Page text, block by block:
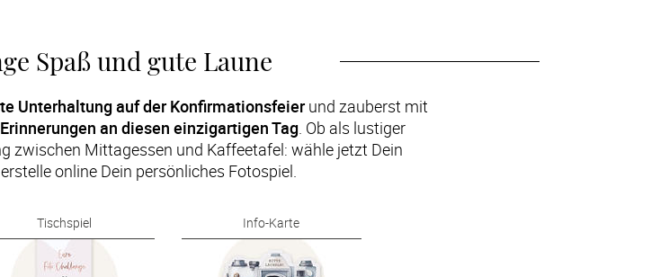
Spaß und gute Laune
Unterhaltung auf der Konfirmationsfeier und zauberst mit
an diesen einzigartigen Tag. Ob als lustiger
zwischen Mittagessen und Kaffeetafel: wähle jetzt Dein
online Dein persönliches Fotospiel.
Tischspiel Info-Karte